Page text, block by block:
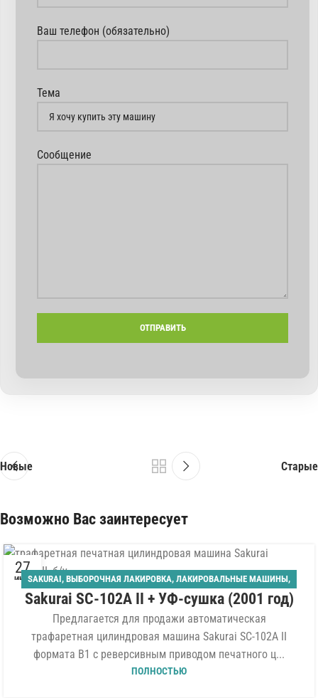
Ваш телефон (обязательно)
Тема
Сообщение
Новые Старые
Возможно Вас заинтересует
27
ИЮЛSAKURAI, ВЫБОРОЧНАЯ ЛАКИРОВКА, ЛАКИРОВАЛЬНЫЕ МАШИНЫ,
ОТДЕЛОЧНОЕ ОБОРУДОВАНИЕ,СПЛОШНАЯ ЛАКИРОВКА ,
ШЕЛКОТРАФАРЕТНОГО ТИПА
Sakurai SС-102A II + УФ-сушка (2001 год)
Предлагается для продажи автоматическая
трафаретная цилиндровая машина Sakurai SС-102A II
формата B1 с реверсивным приводом печатного ц...
ПОЛНОСТЬЮ